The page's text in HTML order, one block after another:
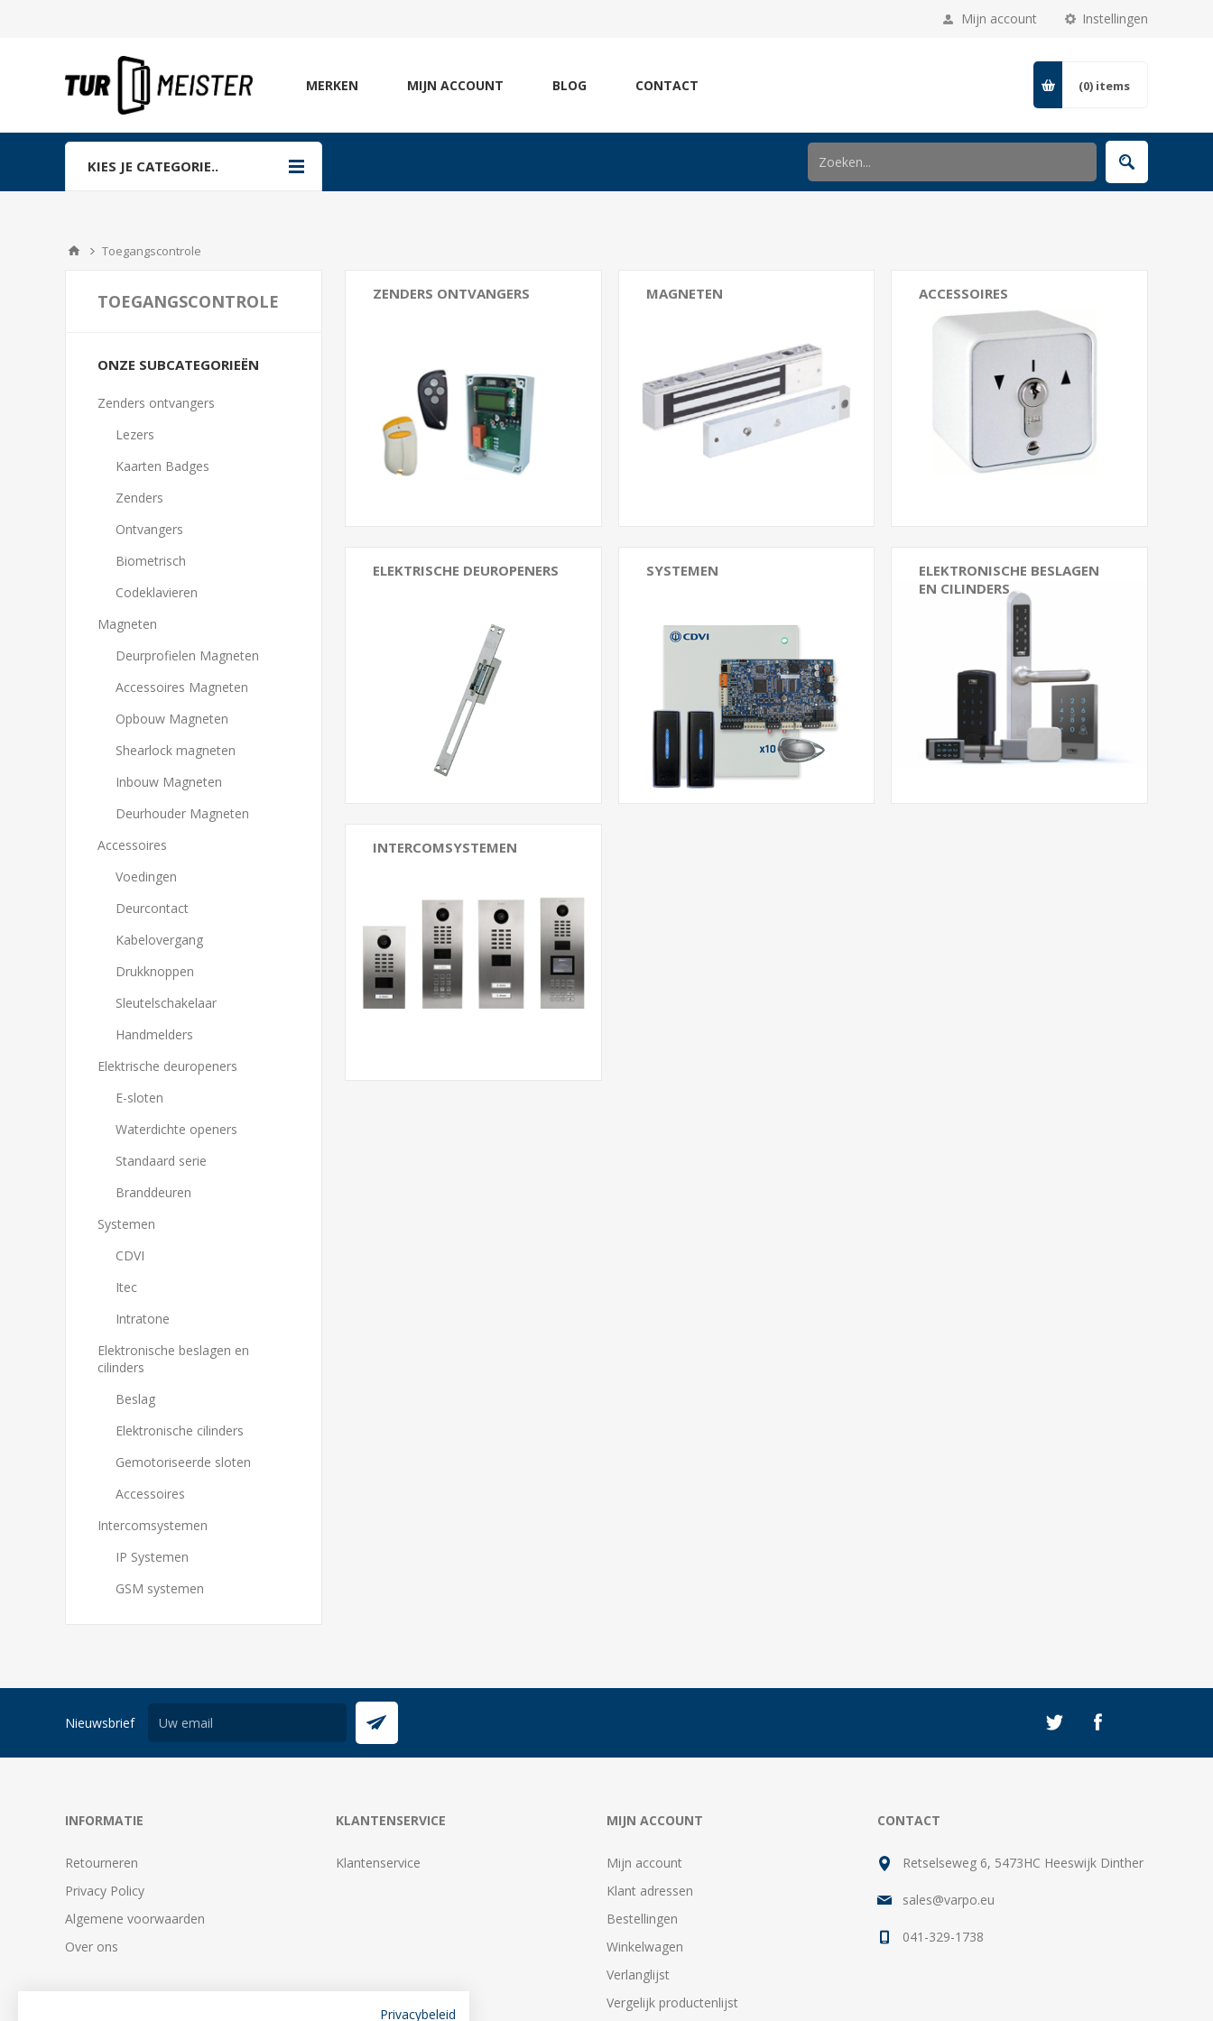
Instellingen
Mijn account
MERKEN MIJN ACCOUNT BLOG CONTACT (0) items
KIES JE CATEGORIE..
Toegangscontrole
ZENDERS ONTVANGERS
Zenders
Ontvangers
Biometrisch
MAGNETEN
Accessoires Magneten
Opbouw Magneten
Shearlock magneten
Inbouw Magneten
Bekijk alle...
ACCESSOIRES
Voedingen
Deurcontact
Kabelovergang
Sleutelschakelaar
Bekijk alle...
ELEKTRISCHE DEUROPENERS
Waterdichte openers
SYSTEMEN
Itec
ELEKTRONISCHE BESLAGEN
EN CILINDERS
Elektronische cilinders
Gemotoriseerde sloten
Accessoires
INTERCOMSYSTEMEN
GSM systemen
TOEGANGSCONTROLE
ONZE SUBCATEGORIEËN
Zenders ontvangers
Lezers
Kaarten Badges
Zenders
Ontvangers
Biometrisch
Codeklavieren
Magneten
Deurprofielen Magneten
Accessoires Magneten
Opbouw Magneten
Shearlock magneten
Inbouw Magneten
Deurhouder Magneten
Accessoires
Voedingen
Deurcontact
Kabelovergang
Drukknoppen
Sleutelschakelaar
Handmelders
Elektrische deuropeners
E-sloten
Waterdichte openers
Standaard serie
Branddeuren
Systemen
CDVI
Itec
Intratone
Elektronische beslagen en
cilinders
Beslag
Elektronische cilinders
Gemotoriseerde sloten
Accessoires
Intercomsystemen
IP Systemen
GSM systemen
Nieuwsbrief
INFORMATIE
Retourneren
Privacy Policy
Algemene voorwaarden
Over ons
KLANTENSERVICE
Klantenservice
MIJN ACCOUNT
Mijn account
Klant adressen
Bestellingen
Winkelwagen
Verlanglijst
Vergelijk productenlijst
CONTACT
Retselseweg 6, 5473HC Heeswijk Dinther
sales@varpo.eu
041-329-1738
Privacybeleid